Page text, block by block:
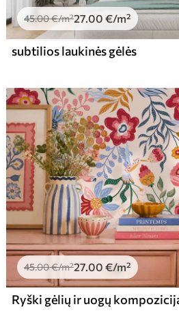
45.00€/m²27 .00 €/m²
subtilios laukinės gėlės
45.00€/m²27.00 €/m²